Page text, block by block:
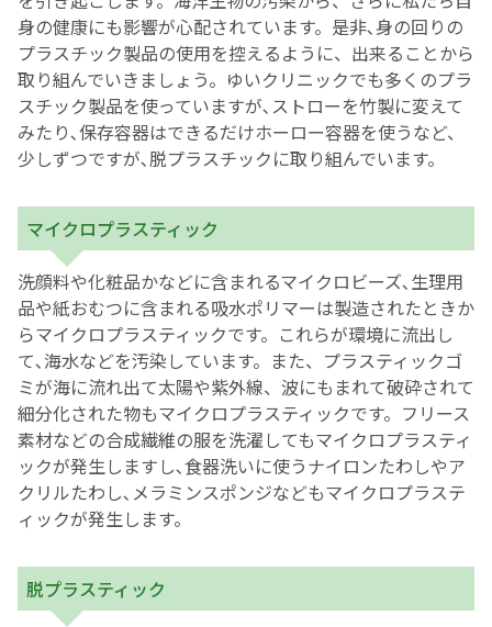
身の健康にも影響が心配されています。是非､身の回りの
プラスチック製品の使用を控えるように、出来ることから
取り組んでいきましょう。ゆいクリニックでも多くのプラ
スチック製品を使っていますが､ストローを竹製に変えて
みたり､保存容器はできるだけホーロー容器を使うなど、
少しずつですが､脱プラスチックに取り組んでいます。
マイクロプラスティック
洗顔料や化粧品かなどに含まれるマイクロビーズ､生理用
品や紙おむつに含まれる吸水ポリマーは製造されたときか
らマイクロプラスティックです。これらが環境に流出し
て､海水などを汚染しています。また、プラスティックゴ
ミが海に流れ出て太陽や紫外線、波にもまれて破砕されて
細分化された物もマイクロプラスティックです。フリース
素材などの合成繊維の服を洗濯してもマイクロプラスティ
ックが発生しますし､食器洗いに使うナイロンたわしやア
クリルたわし､メラミンスポンジなどもマイクロプラステ
ィックが発生します。
脱プラスティック